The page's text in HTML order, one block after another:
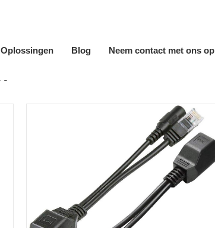
Oplossingen Blog Neem contact met ons op